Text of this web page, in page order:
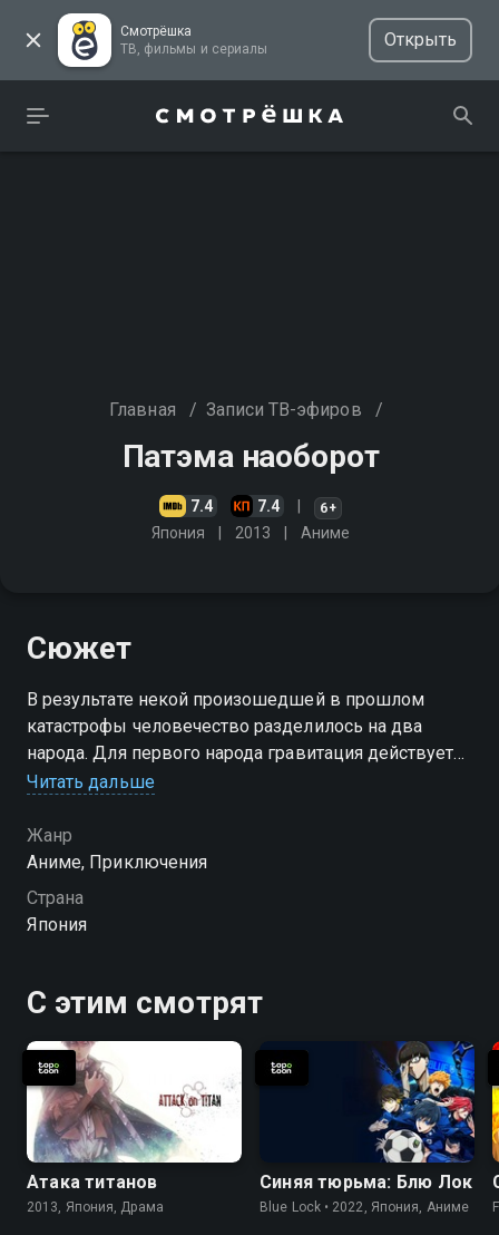
Смотрёшка
ТВ, фильмы и сериалы
Открыть
Главная / Записи ТВ-эфиров /
Патэма наоборот
7.4 7.4 6+
Япония 2013 Аниме
Сюжет
В результате некой произошедшей в прошлом
катастрофы человечество разделилось на два
народа. Для первого народа гравитация действует
наоборот. Для второго народа гравитация действует
Читать дальше
Жанр
Аниме, Приключения
Страна
Япония
С этим смотрят
Атака титанов
2013, Япония, Драма
Синяя тюрьма: Блю Лок
Blue Lock • 2022, Япония, Аниме